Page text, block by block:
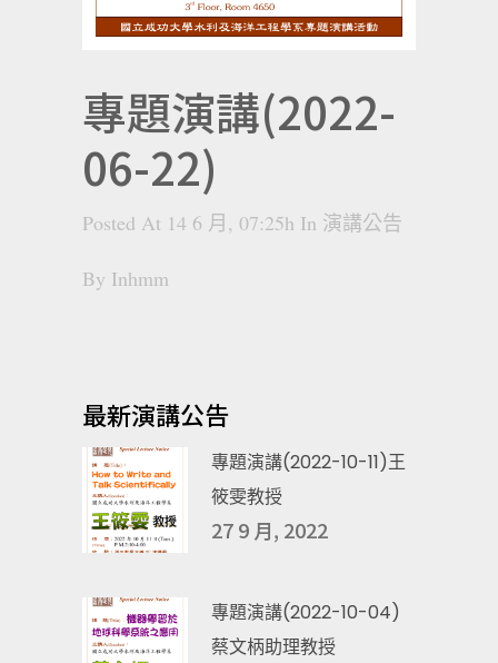
專題演講(2022-
06-22)
Posted At 14 6 月, 07:25h In 演講公告
By Inhmm
最新演講公告
專題演講(2022-10-11)王
筱雯教授
27 9 月, 2022
專題演講(2022-10-04)
蔡文柄助理教授